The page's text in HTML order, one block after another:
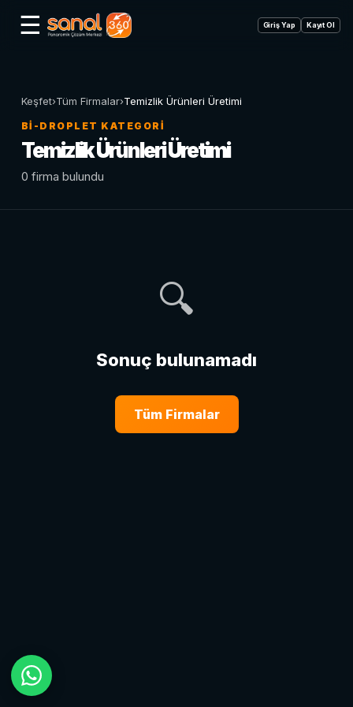
☰ Giriş Yap Kayıt Ol
Keşfet›Tüm Firmalar›Temizlik Ürünleri Üretimi
BI-DROPLET KATEGORI
Temizlik Ürünleri Üretimi
0 firma bulundu
🔍
Sonuç bulunamadı
Tüm Firmalar